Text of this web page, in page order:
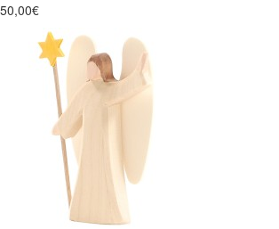
50,00€